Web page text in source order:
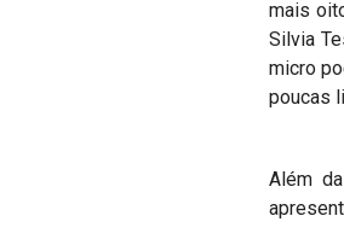
mais
Silvia
micro
poucas
Além